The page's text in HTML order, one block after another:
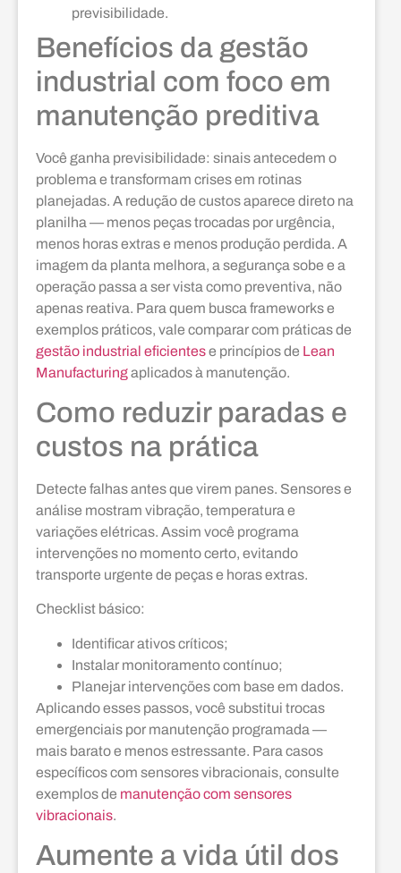
previsibilidade.
Benefícios da gestão
industrial com foco em
manutenção preditiva
Você ganha previsibilidade: sinais antecedem o
problema e transformam crises em rotinas
planejadas. A redução de custos aparece direto na
planilha — menos peças trocadas por urgência,
menos horas extras e menos produção perdida. A
imagem da planta melhora, a segurança sobe e a
operação passa a ser vista como preventiva, não
apenas reativa. Para quem busca frameworks e
exemplos práticos, vale comparar com práticas de
gestão industrial eficientese princípios de Lean
Manufacturingaplicados à manutenção.
Como reduzir paradas e
custos na prática
Detecte falhas antes que virem panes. Sensores e
análise mostram vibração, temperatura e
variações elétricas. Assim você programa
intervenções no momento certo, evitando
transporte urgente de peças e horas extras.
Checklist básico:
Identificar ativos críticos;
Instalar monitoramento contínuo;
Planejar intervenções com base em dados.
Aplicando esses passos, você substitui trocas
emergenciais por manutenção programada —
mais barato e menos estressante. Para casos
específicos com sensores vibracionais, consulte
exemplos de manutenção com sensores
vibracionais.
Aumente a vida útil dos